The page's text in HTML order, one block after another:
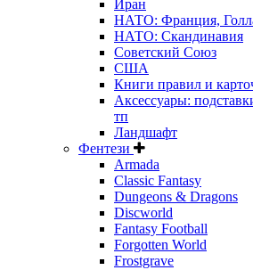
Иран
НАТО: Франция,
НАТО: Скандинавия
Советский Союз
США
Книги правил и
Аксессуары:
тп
Ландшафт
Фентези
Armada
Classic Fantasy
Dungeons & Dragons
Discworld
Fantasy Football
Forgotten World
Frostgrave